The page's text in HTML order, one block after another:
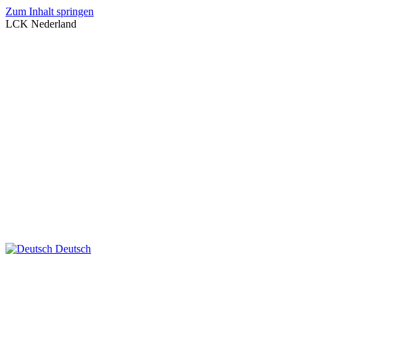
Zum Inhalt springen
LCK Nederland
Deutsch